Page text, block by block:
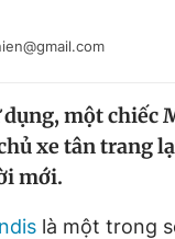
Magazine
dụng, một chiếc
xe tân trang
mới.
là một trong